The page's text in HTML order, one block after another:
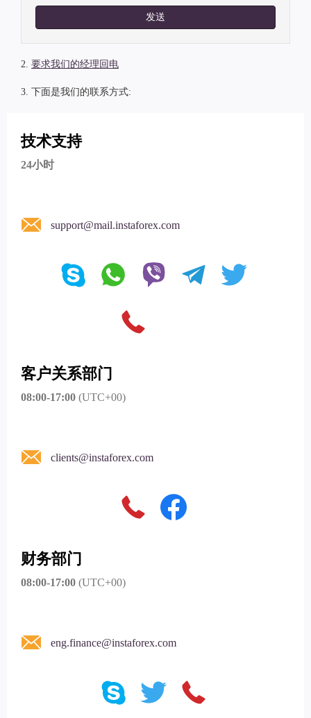
发送
2. 要求我们的经理回电
3. 下面是我们的联系方式:
技术支持
24小时
support@mail.instaforex.com
客户关系部门
08:00-17:00 (UTC+00)
clients@instaforex.com
财务部门
08:00-17:00 (UTC+00)
eng.finance@instaforex.com